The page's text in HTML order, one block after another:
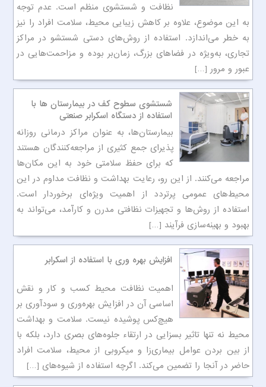
نظافت و شستشوی منظم است. عدم توجه
به این موضوع، علاوه بر کاهش زیبایی محیط، سلامت افراد را نیز
به خطر می‌اندازد. استفاده از روش‌های دستی شستشو در مراکز
تجاری، به‌ویژه در فضاهای بزرگ، زمان‌بر بوده و مزاحمت‌هایی در
عبور و مرور […]
شستشوی سطوح کف در بیمارستان ها با
استفاده از دستگاه اسکرابر صنعتی
بیمارستان‌ها، به عنوان مراکز درمانی روزانه
پذیرای جمع کثیری از مراجعه‌کنندگان هستند
که برای حفظ سلامتی خود به این مکان‌ها
مراجعه می‌کنند. از این رو، رعایت بهداشت و نظافت مداوم در این
محیط‌های عمومی پرتردد از اهمیت ویژه‌ای برخوردار است.
استفاده از روش‌ها و تجهیزات نظافتی مدرن و کارآمد، می‌تواند به
بهبود و بهینه‌سازی فرآیند […]
افزایش بهره وری با استفاده از اسکرابر
اهمیت نظافت محیط کسب و کار و نقش
اساسی آن در افزایش بهره‌وری و سودآوری بر
هیچ‌کس پوشیده نیست. سلامت و بهداشت
محیط نه تنها تاثیر بسزایی در ارتقاء جلوه‌های بصری دارد، بلکه با
از بین بردن عوامل بیماری‌زا و میکروبی از محیط، سلامت افراد
حاضر در آنجا را تضمین می‌کند. اگرچه استفاده از شیوه‌های […]